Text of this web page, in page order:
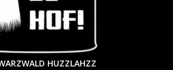
HUZZLAHZZ